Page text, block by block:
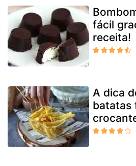
fácil
receita!
A dica
batatas